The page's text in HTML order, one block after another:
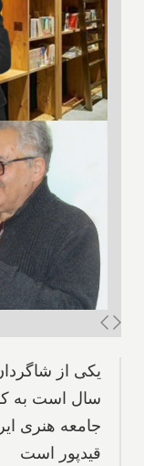
یکی از
سال است به
جامعه هنری
قیدپور است